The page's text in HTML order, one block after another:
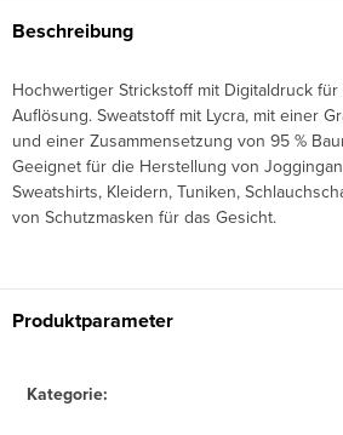
Beschreibung
Hochwertiger Strickstoff mit Digitaldruck
Auflösung. Sweatstoff mit Lycra, mit einer
und einer Zusammensetzung von 95 %
Geeignet für die Herstellung von
Sweatshirts, Kleidern, Tuniken,
von Schutzmasken für das Gesicht.
Produktparameter
Kategorie: